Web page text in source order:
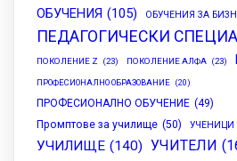
ОБУЧЕНИЯ (105) ОБУЧЕНИЯ ЗА
ПЕДАГОГИЧЕСКИ
ПОКОЛЕНИЕ Z (23) ПОКОЛЕНИЕ АЛФА (23)
ПРОФЕСИОНАЛНО ОБРАЗОВАНИЕ (20)
ПРОФЕСИОНАЛНО ОБУЧЕНИЕ (49)
Промптове за училище (50) УЧЕНИЦИ
УЧИЛИЩЕ (140) УЧИТЕЛИ